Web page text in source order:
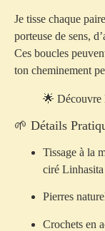
Je tisse chaque
porteuse de sens,
Ces boucles
ton cheminement
🌟 Découvre
🌱 Détails
Tissage à la
ciré Linhasita
Pierres
Crochets en